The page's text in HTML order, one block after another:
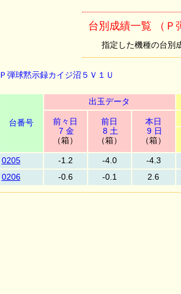
台別成績一覧 （Ｐ
指定した機種の台別
Ｐ弾球黙示録カイジ沼５Ｖ１Ｕ
台番号
出玉データ
前々日
7 金
（箱）
前日
8 土
（箱）
本日
9 日
（箱）
0205 -1.2 -4.0
-4.3
0206
-0.6 -0.1 2.6